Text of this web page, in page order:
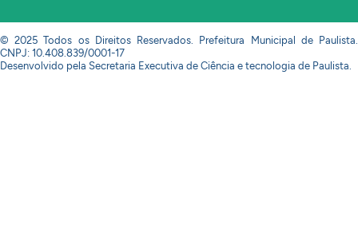
© 2025 Todos os Direitos Reservados. Prefeitura Municipal de Paulista.
CNPJ: 10.408.839/0001-17
Desenvolvido pela Secretaria Executiva de Ciência e tecnologia de Paulista.